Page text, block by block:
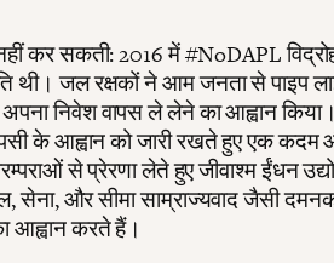
कर सकती: 2016 में #NoDAPL
थी। जल रक्षकों ने आम जनता से पाइप
निवेश वापस ले लेने का आह्वान
के आह्वान को जारी रखते हुए एक
से प्रेरणा लेते हुए जीवाश्म ईंधन
और सीमा साम्राज्यवाद जैसी
आह्वान करते हैं।